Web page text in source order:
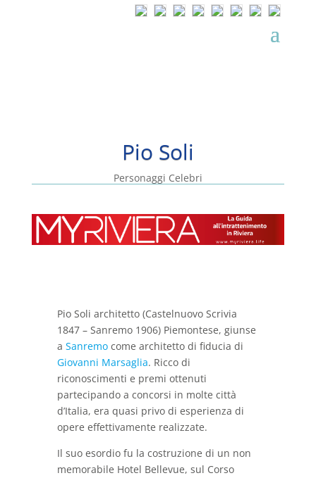
Pio Soli
Personaggi Celebri
Pio Soli architetto (Castelnuovo Scrivia
1847 – Sanremo 1906) Piemontese, giunse
a Sanremocome architetto di fiducia di
Giovanni Marsaglia. Ricco di
riconoscimenti e premi ottenuti
partecipando a concorsi in molte città
d’Italia, era quasi privo di esperienza di
opere effettivamente realizzate.
Il suo esordio fu la costruzione di un non
memorabile Hotel Bellevue, sul Corso